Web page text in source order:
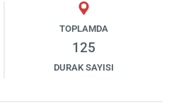
TOPLAMDA
125
DURAK SAYISI